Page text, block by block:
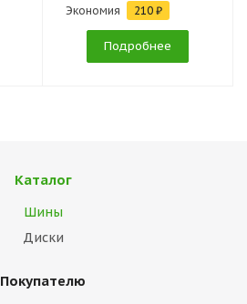
Экономия 210 ₽
Подробнее
Каталог
Шины
Диски
Покупателю